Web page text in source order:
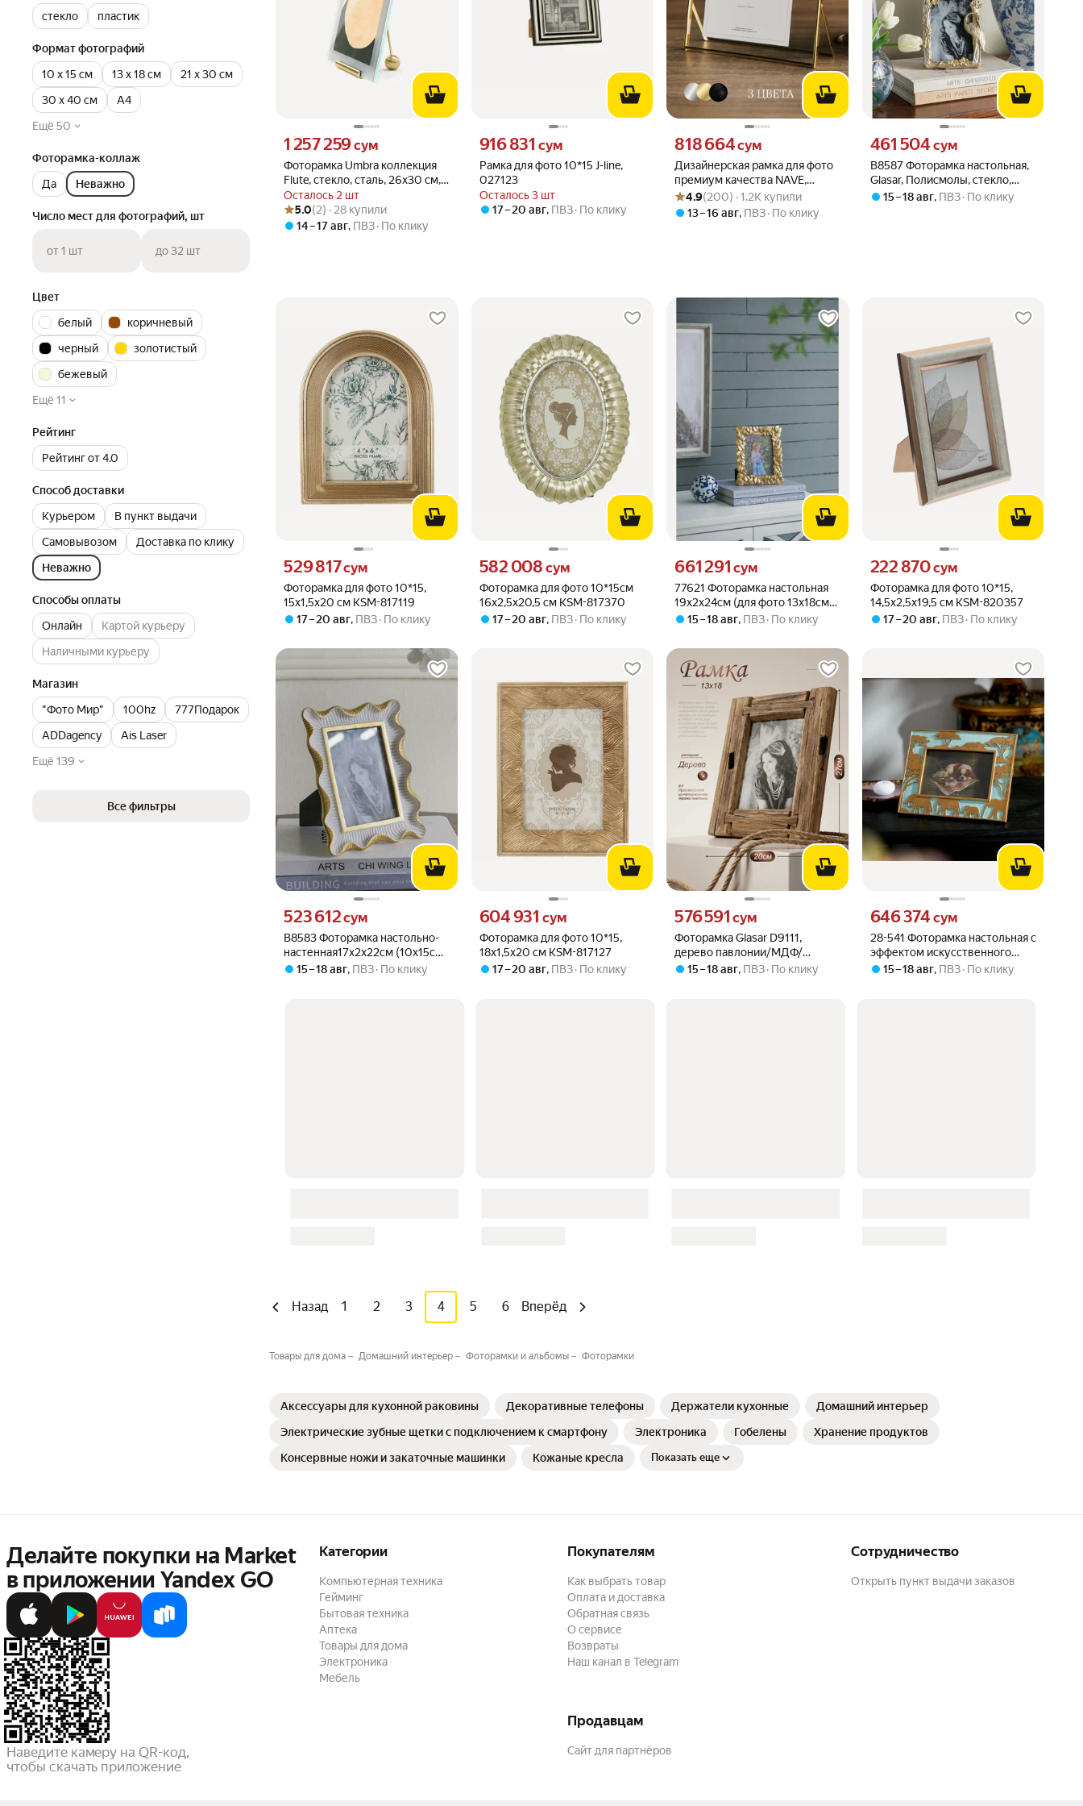
стекло
пластик
Формат фотографий
10 х 15 см
13 х 18 см
21 х 30 см
30 х 40 см
А4
Ещё 50
Фоторамка-коллаж
Да
Неважно
Число мест для фотографий, шт
от 1 шт до 32 шт
Цвет
белый
коричневый
черный
золотистый
бежевый
Ещё 11
Рейтинг
Рейтинг от 4.0
Способ доставки
Курьером
В пункт выдачи
Самовывозом
Доставка по клику
Неважно
Способы оплаты
Онлайн
Картой курьеру
Наличными курьеру
Магазин
"Фото Мир"
100hz
777Подарок
ADDagency
Ais Laser
Ещё 139
Все фильтры
Фоторамка Umbra коллекция
Flute, стекло, сталь, 26х30 см,
латунь
Осталось 2 шт
Цена 1257259 сум вместо
1 257 259сум
Рейтинг товара: 5.0 из 5
Оценок: (2) · 28 купили
5.0(2) · 28 купили
14 – 17 авг, ПВЗ По клику
Рамка для фото 10*15 J-line,
027123
Осталось 3 шт
Цена 916831 сум вместо
916 831 сум
17 – 20 авг, ПВЗ По клику
Дизайнерская рамка для фото
премиум качества NAVE,
формат А4, презентабельный
подарок
Цена 818664 сум вместо
818 664сум
Рейтинг товара: 4.9 из 5
Оценок: (200) · 1.2K купили
4.9(200) · 1.2K купили
13 – 16 авг, ПВЗ По клику
B8587 Фоторамка настольная,
Glasar, Полисмолы, стекло,
цвет золотой
Цена 461504 сум вместо
461 504 сум
15 – 18 авг, ПВЗ По клику
Фоторамка для фото 10*15,
15х1,5х20 см KSM-817119
Цена 529817 сум вместо
529 817сум
17 – 20 авг, ПВЗ По клику
Фоторамка для фото 10*15см
16х2,5х20,5 см KSM-817370
Цена 582008 сум вместо
582 008 сум
17 – 20 авг, ПВЗ По клику
77621 Фоторамка настольная
19х2x24см (для фото 13х18см),
Glasar
Цена 661291 сум вместо
661 291 сум
15 – 18 авг, ПВЗ По клику
Фоторамка для фото 10*15,
14,5х2,5х19,5 см KSM-820357
Цена 222870 сум вместо
222 870сум
17 – 20 авг, ПВЗ По клику
B8583 Фоторамка настольно-
настенная17х2х22см (10х15см),
Glasar
Цена 523612 сум вместо
523 612сум
15 – 18 авг, ПВЗ По клику
Фоторамка для фото 10*15,
18х1,5х20 см KSM-817127
Цена 604931 сум вместо
604 931 сум
17 – 20 авг, ПВЗ По клику
Фоторамка Glasar D9111,
дерево павлонии/МДФ/
стекло, настольная, 20x2x27
Цена 576591 сум вместо
576 591 сум
15 – 18 авг, ПВЗ По клику
28-541 Фоторамка настольная с
эффектом искусственного
состаривания 17x1x22см
Цена 646374 сум вместо
646 374 сум
15 – 18 авг, ПВЗ По клику
Назад 1 2 3 4 5 6 Вперёд
Товары для дома Домашний интерьер Фоторамки и альбомы Фоторамки
Аксессуары для кухонной раковины Декоративные телефоны Держатели кухонные
Домашний интерьер
Электрические зубные щетки с подключением к смартфону
Электроника Гобелены
Хранение продуктов
Консервные ножи и закаточные машинки
Кожаные кресла Показать еще
Делайте покупки на Market
в приложении Yandex GO
Наведите камеру на QR-код,
чтобы скачать приложение
Категории
Компьютерная техника
Гейминг
Бытовая техника
Аптека
Товары для дома
Электроника
Мебель
Покупателям
Как выбрать товар
Оплата и доставка
Обратная связь
О сервисе
Возвраты
Наш канал в Telegram
Сотрудничество
Открыть пункт выдачи заказов
Продавцам
Сайт для партнёров